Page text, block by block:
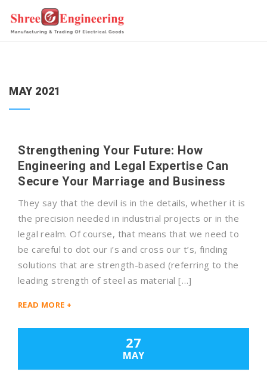
MAY 2021
Strengthening Your Future: How
Engineering and Legal Expertise Can
Secure Your Marriage and Business
They say that the devil is in the details, whether it is
the precision needed in industrial projects or in the
legal realm. Of course, that means that we need to
be careful to dot our i’s and cross our t’s, finding
solutions that are strength-based (referring to the
leading strength of steel as material […]
READ MORE +
27
MAY